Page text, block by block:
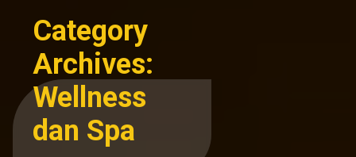
Category
Archives:
Wellness
dan Spa